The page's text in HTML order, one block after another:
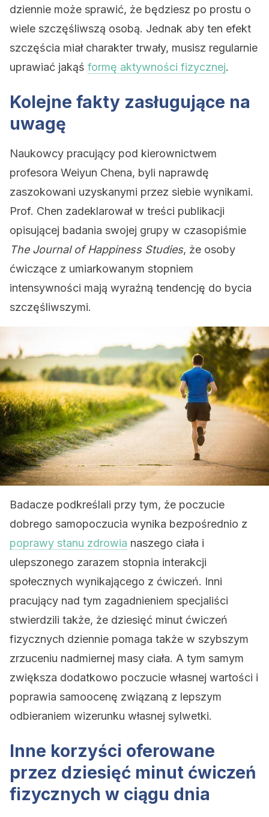
dziennie może sprawić, że będziesz po prostu o
wiele szczęśliwszą osobą. Jednak aby ten efekt
szczęścia miał charakter trwały, musisz regularnie
uprawiać jakąś formę aktywności fizycznej.
Kolejne fakty zasługujące na
uwagę
Naukowcy pracujący pod kierownictwem
profesora Weiyun Chena, byli naprawdę
zaszokowani uzyskanymi przez siebie wynikami.
Prof. Chen zadeklarował w treści publikacji
opisującej badania swojej grupy w czasopiśmie
The Journal of Happiness Studies, że osoby
ćwiczące z umiarkowanym stopniem
intensywności mają wyraźną tendencję do bycia
szczęśliwszymi.
Badacze podkreślali przy tym, że poczucie
dobrego samopoczucia wynika bezpośrednio z
poprawy stanu zdrowia naszego ciała i
ulepszonego zarazem stopnia interakcji
społecznych wynikającego z ćwiczeń. Inni
pracujący nad tym zagadnieniem specjaliści
stwierdzili także, że dziesięć minut ćwiczeń
fizycznych dziennie pomaga także w szybszym
zrzuceniu nadmiernej masy ciała. A tym samym
zwiększa dodatkowo poczucie własnej wartości i
poprawia samoocenę związaną z lepszym
odbieraniem wizerunku własnej sylwetki.
Inne korzyści oferowane
przez dziesięć minut ćwiczeń
fizycznych w ciągu dnia